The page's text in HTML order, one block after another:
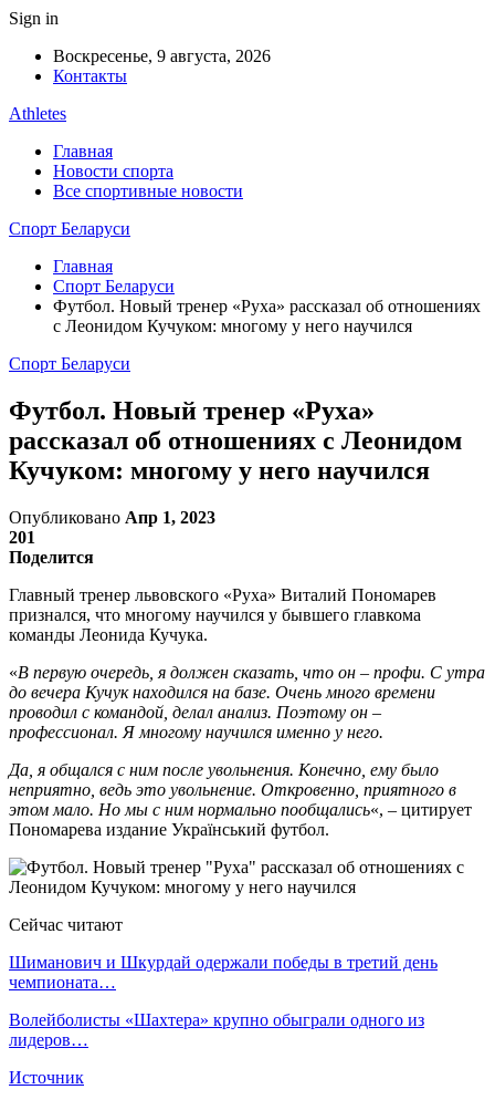
Sign in
Воскресенье, 9 августа, 2026
Контакты
Athletes
Главная
Новости спорта
Все спортивные новости
Спорт Беларуси
Главная
Спорт Беларуси
Футбол. Новый тренер «Руха» рассказал об отношениях
с Леонидом Кучуком: многому у него научился
Спорт Беларуси
Футбол. Новый тренер «Руха»
рассказал об отношениях с Леонидом
Кучуком: многому у него научился
Опубликовано Апр 1, 2023
201
Поделится
Главный тренер львовского «Руха» Виталий Пономарев
признался, что многому научился у бывшего главкома
команды Леонида Кучука.
«В первую очередь, я должен сказать, что он – профи. С утра
до вечера Кучук находился на базе. Очень много времени
проводил с командой, делал анализ. Поэтому он –
профессионал. Я многому научился именно у него.
Да, я общался с ним после увольнения. Конечно, ему было
неприятно, ведь это увольнение. Откровенно, приятного в
этом мало. Но мы с ним нормально пообщались«, – цитирует
Пономарева издание Український футбол.
Сейчас читают
Шиманович и Шкурдай одержали победы в третий день
чемпионата…
Волейболисты «Шахтера» крупно обыграли одного из
лидеров…
Источник